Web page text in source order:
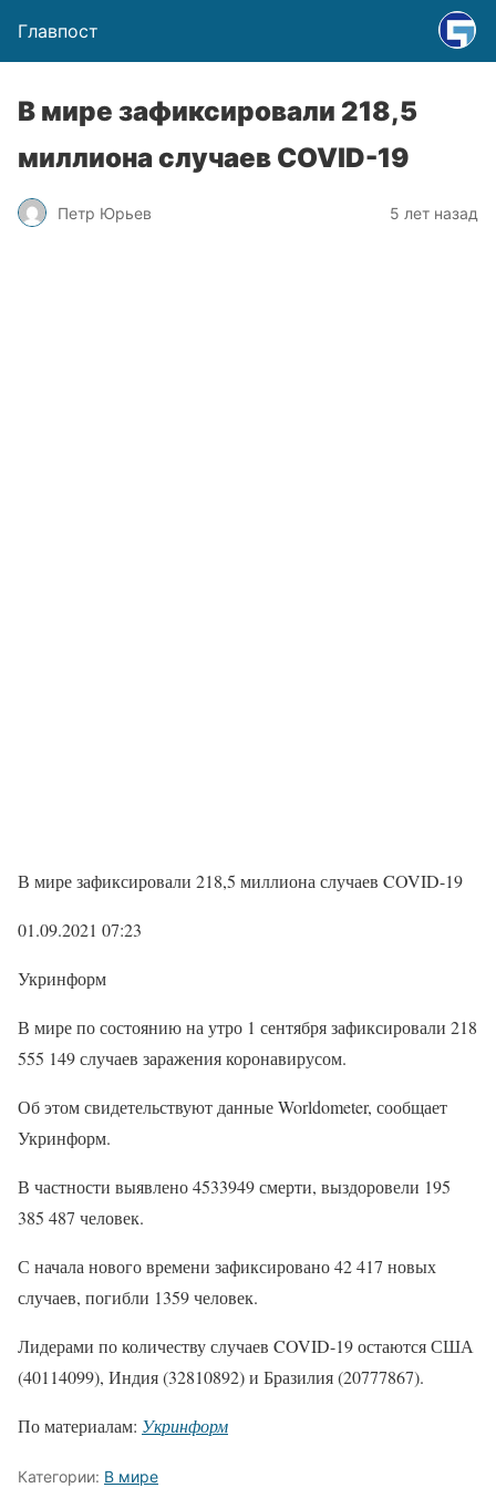
Главпост
В мире зафиксировали 218,5
миллиона случаев COVID-19
Петр Юрьев 5 лет назад
В мире зафиксировали 218,5 миллиона случаев COVID-19
01.09.2021 07:23
Укринформ
В мире по состоянию на утро 1 сентября зафиксировали 218
555 149 случаев заражения коронавирусом.
Об этом свидетельствуют данные Worldometer, сообщает
Укринформ.
В частности выявлено 4533949 смерти, выздоровели 195
385 487 человек.
С начала нового времени зафиксировано 42 417 новых
случаев, погибли 1359 человек.
Лидерами по количеству случаев COVID-19 остаются США
(40114099), Индия (32810892) и Бразилия (20777867).
По материалам: Укринформ
Категории: В мире